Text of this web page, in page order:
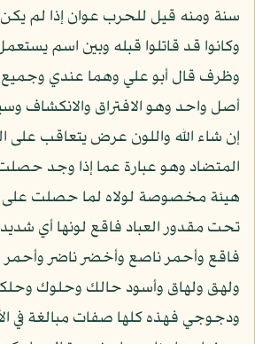
سنة ومنه قيل للحرب عوان إذا لم
وكانوا قد قاتلوا قبله وبين اسم
وظرف قال أبو علي وهما عندي وجميع
أصل واحد وهو الافتراق والانكشاف
إن شاء الله واللون عرض يتعاقب على
المتضاد وهو عبارة عما إذا وجد
هيئة مخصوصة لولاه لما حصلت على
تحت مقدور العباد فاقع لونها أي
فاقع وأحمر ناصع وأخضر ناضر
ولهق ولهاق وأسود حالك وحلوك
ودجوجي فهذه كلها صفات مبالغة في